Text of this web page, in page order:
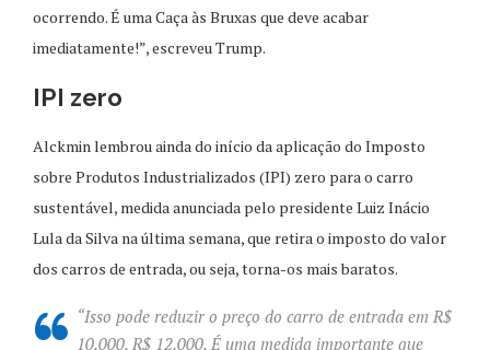
ocorrendo. É uma Caça às Bruxas que deve acabar
imediatamente!”, escreveu Trump.
IPI zero
Alckmin lembrou ainda do início da aplicação do Imposto
sobre Produtos Industrializados (IPI) zero para o carro
sustentável, medida anunciada pelo presidente Luiz Inácio
Lula da Silva na última semana, que retira o imposto do valor
dos carros de entrada, ou seja, torna-os mais baratos.
“Isso pode reduzir o preço do carro de entrada em R$
10.000, R$ 12.000. É uma medida importante que